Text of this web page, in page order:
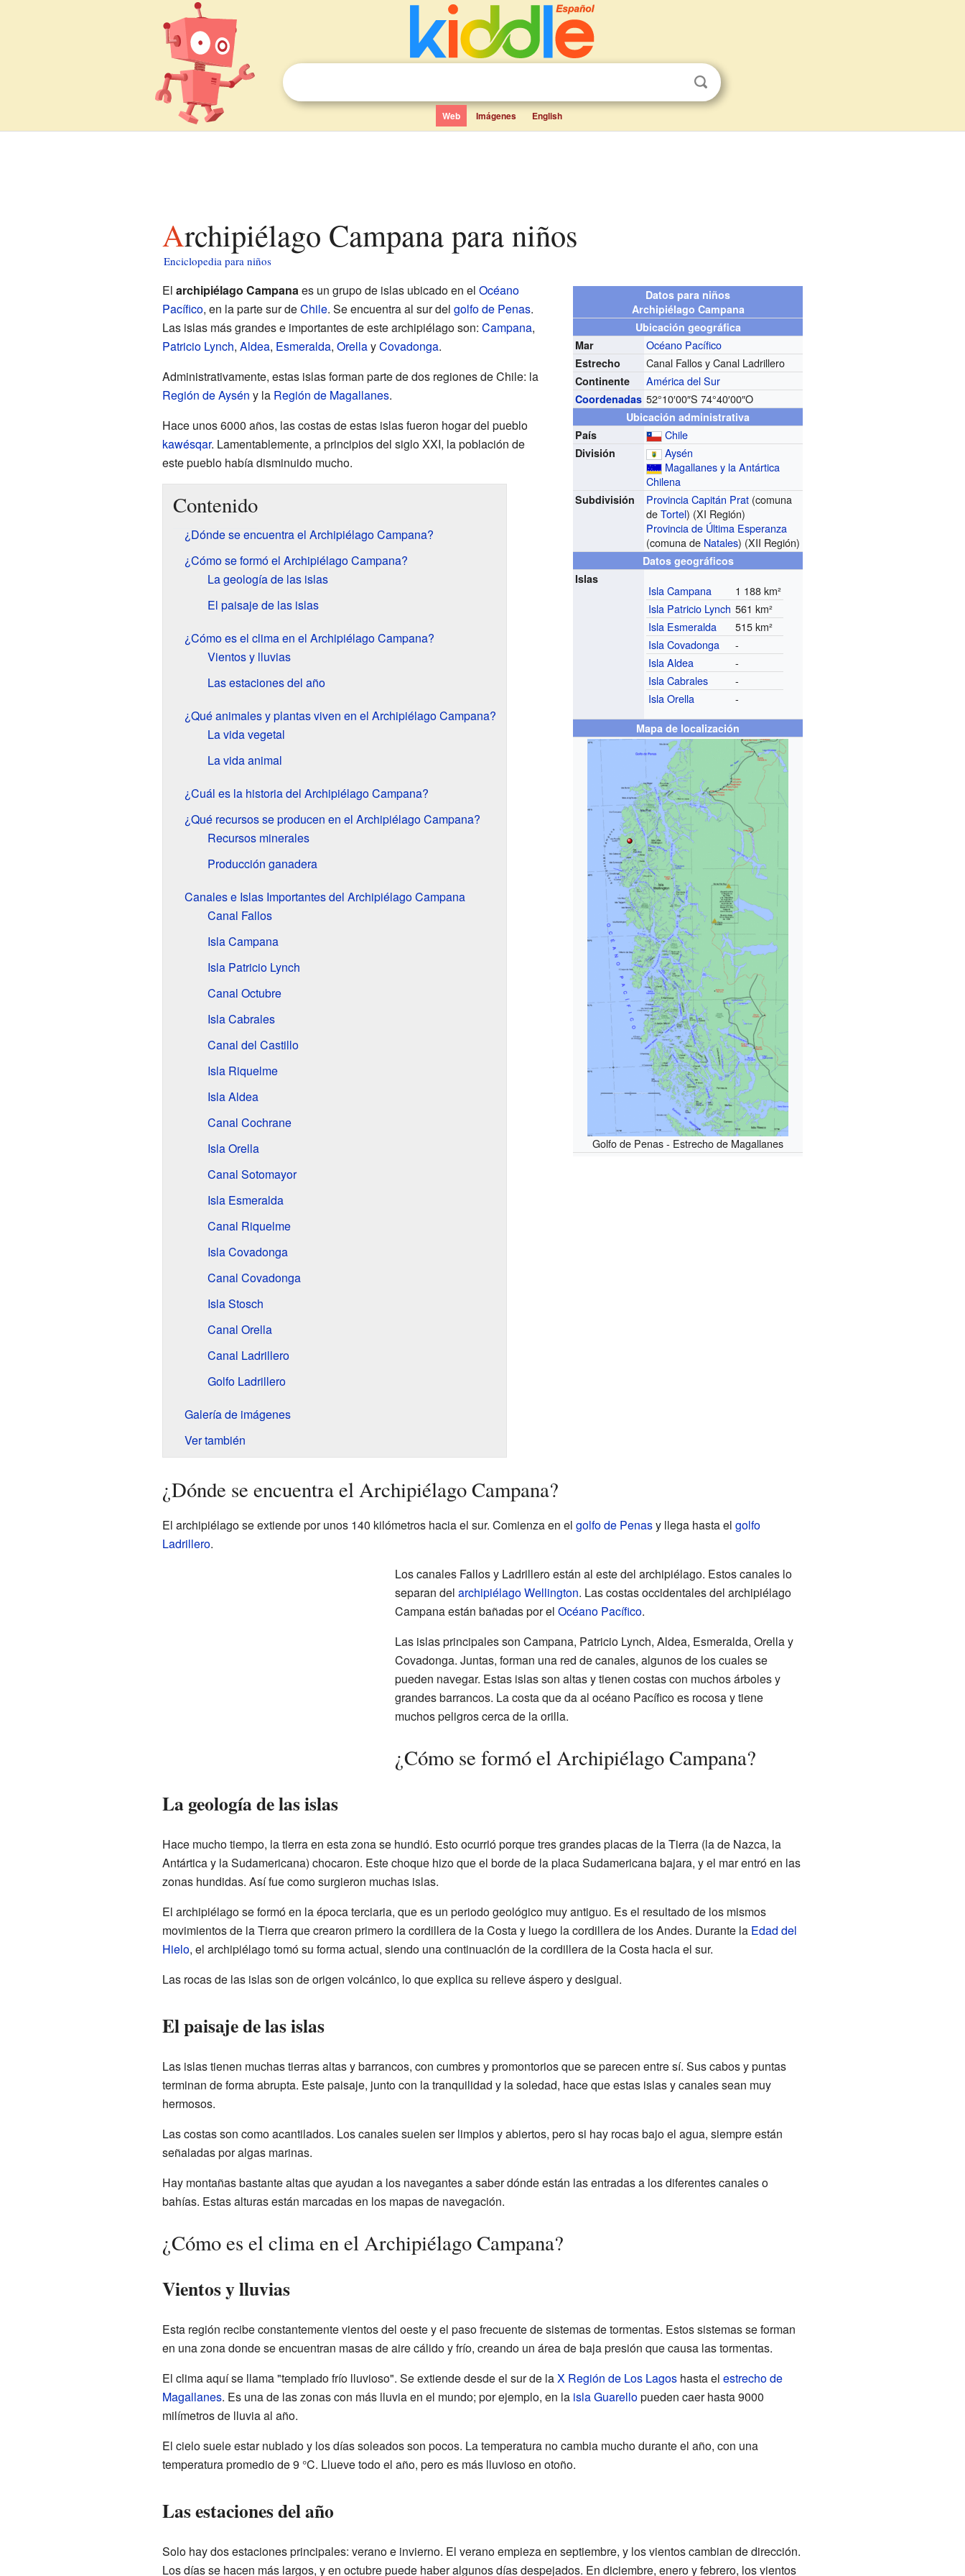
Web Imágenes English
Archipiélago Campana para niños
Enciclopedia para niños
Datos para niños
Archipiélago Campana
Ubicación geográfica
Mar
Océano Pacífico
Estrecho Canal Fallos y Canal Ladrillero
Continente América del Sur
Coordenadas 52°10′00″S 74°40′00″O
Ubicación administrativa
País
Chile
División
Aysén
Magallanes y la Antártica
Chilena
Subdivisión Provincia Capitán Prat (comuna
deTortel) (XI Región)
Provincia de Última Esperanza
(comuna de Natales) (XII Región)
Datos geográficos
Islas
Isla Campana
1 188 km²
Isla Patricio Lynch 561 km²
Isla Esmeralda
515 km²
Isla Covadonga
-
Isla Aldea
-
Isla Cabrales
-
Isla Orella
-
Mapa de localización
Golfo de Penas - Estrecho de Magallanes
El archipiélago Campanaes un grupo de islas ubicado en el Océano
Pacífico, en la parte sur deChile. Se encuentra al sur del golfo de Penas.
Las islas más grandes e importantes de este archipiélago son: Campana,
Patricio Lynch, Aldea, Esmeralda, OrellayCovadonga.
Administrativamente, estas islas forman parte de dos regiones de Chile: la
Región de Aysén y la Región de Magallanes.
Hace unos 6000 años, las costas de estas islas fueron hogar del pueblo
kawésqar. Lamentablemente, a principios del siglo XXI, la población de
este pueblo había disminuido mucho.
Contenido
¿Dónde se encuentra el Archipiélago Campana?
¿Cómo se formó el Archipiélago Campana?
La geología de las islas
El paisaje de las islas
¿Cómo es el clima en el Archipiélago Campana?
Vientos y lluvias
Las estaciones del año
¿Qué animales y plantas viven en el Archipiélago Campana?
La vida vegetal
La vida animal
¿Cuál es la historia del Archipiélago Campana?
¿Qué recursos se producen en el Archipiélago Campana?
Recursos minerales
Producción ganadera
Canales e Islas Importantes del Archipiélago Campana
Canal Fallos
Isla Campana
Isla Patricio Lynch
Canal Octubre
Isla Cabrales
Canal del Castillo
Isla Riquelme
Isla Aldea
Canal Cochrane
Isla Orella
Canal Sotomayor
Isla Esmeralda
Canal Riquelme
Isla Covadonga
Canal Covadonga
Isla Stosch
Canal Orella
Canal Ladrillero
Golfo Ladrillero
Galería de imágenes
Ver también
¿Dónde se encuentra el Archipiélago Campana?
El archipiélago se extiende por unos 140 kilómetros hacia el sur. Comienza en el golfo de Penasy llega hasta el golfo
Ladrillero.
Los canales Fallos y Ladrillero están al este del archipiélago. Estos canales lo
separan del archipiélago Wellington. Las costas occidentales del archipiélago
Campana están bañadas por el Océano Pacífico.
Las islas principales son Campana, Patricio Lynch, Aldea, Esmeralda, Orella y
Covadonga. Juntas, forman una red de canales, algunos de los cuales se
pueden navegar. Estas islas son altas y tienen costas con muchos árboles y
grandes barrancos. La costa que da al océano Pacífico es rocosa y tiene
muchos peligros cerca de la orilla.
¿Cómo se formó el Archipiélago Campana?
La geología de las islas
Hace mucho tiempo, la tierra en esta zona se hundió. Esto ocurrió porque tres grandes placas de la Tierra (la de Nazca, la
Antártica y la Sudamericana) chocaron. Este choque hizo que el borde de la placa Sudamericana bajara, y el mar entró en las
zonas hundidas. Así fue como surgieron muchas islas.
El archipiélago se formó en la época terciaria, que es un periodo geológico muy antiguo. Es el resultado de los mismos
movimientos de la Tierra que crearon primero la cordillera de la Costa y luego la cordillera de los Andes. Durante la Edad del
Hielo, el archipiélago tomó su forma actual, siendo una continuación de la cordillera de la Costa hacia el sur.
Las rocas de las islas son de origen volcánico, lo que explica su relieve áspero y desigual.
El paisaje de las islas
Las islas tienen muchas tierras altas y barrancos, con cumbres y promontorios que se parecen entre sí. Sus cabos y puntas
terminan de forma abrupta. Este paisaje, junto con la tranquilidad y la soledad, hace que estas islas y canales sean muy
hermosos.
Las costas son como acantilados. Los canales suelen ser limpios y abiertos, pero si hay rocas bajo el agua, siempre están
señaladas por algas marinas.
Hay montañas bastante altas que ayudan a los navegantes a saber dónde están las entradas a los diferentes canales o
bahías. Estas alturas están marcadas en los mapas de navegación.
¿Cómo es el clima en el Archipiélago Campana?
Vientos y lluvias
Esta región recibe constantemente vientos del oeste y el paso frecuente de sistemas de tormentas. Estos sistemas se forman
en una zona donde se encuentran masas de aire cálido y frío, creando un área de baja presión que causa las tormentas.
El clima aquí se llama "templado frío lluvioso". Se extiende desde el sur de laX Región de Los Lagoshasta el estrecho de
Magallanes. Es una de las zonas con más lluvia en el mundo; por ejemplo, en la isla Guarellopueden caer hasta 9000
milímetros de lluvia al año.
El cielo suele estar nublado y los días soleados son pocos. La temperatura no cambia mucho durante el año, con una
temperatura promedio de 9 °C. Llueve todo el año, pero es más lluvioso en otoño.
Las estaciones del año
Solo hay dos estaciones principales: verano e invierno. El verano empieza en septiembre, y los vientos cambian de dirección.
Los días se hacen más largos, y en octubre puede haber algunos días despejados. En diciembre, enero y febrero, los vientos